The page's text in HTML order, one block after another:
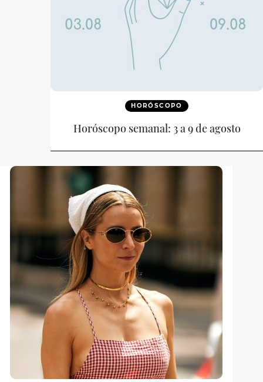
HORÓSCOPO
Horóscopo semanal: 3 a 9 de agosto